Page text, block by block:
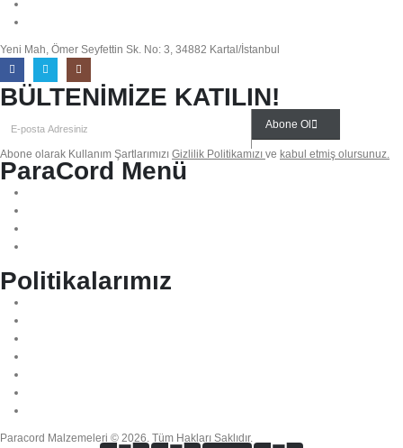
Yeni Mah, Ömer Seyfettin Sk. No: 3, 34882 Kartal/İstanbul
BÜLTENİMİZE KATILIN!
Abone Ol
Abone olarak Kullanım Şartlarımızı Gizlilik Politikamızı ve kabul etmiş olursunuz.
ParaCord Menü
Politikalarımız
Paracord Malzemeleri © 2026. Tüm Hakları Saklıdır.